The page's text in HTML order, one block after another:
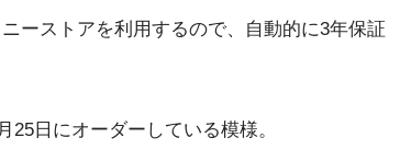
ーストアを利用するので、自動的に3年保証
25日にオーダーしている模様。